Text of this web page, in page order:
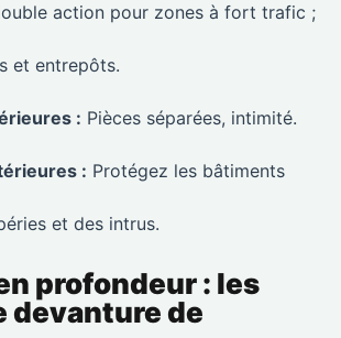
action pour zones à fort trafic ;
et entrepôts.
: Pièces séparées, intimité.
: Protégez les bâtiments
et des intrus.
profondeur : les
devanture de